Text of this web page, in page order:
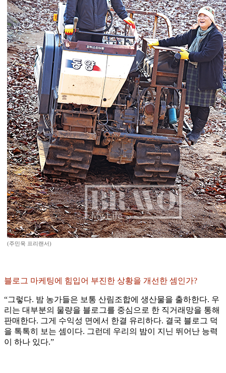
(주민욱 프리랜서)
블로그 마케팅에 힘입어 부진한 상황을 개선한 셈인가?
“그렇다. 밤 농가들은 보통 산림조합에 생산물을 출하한다. 우
리는 대부분의 물량을 블로그를 중심으로 한 직거래망을 통해
판매한다. 그게 수익성 면에서 한결 유리하다. 결국 블로그 덕
을 톡톡히 보는 셈이다. 그런데 우리의 밤이 지닌 뛰어난 능력
이 하나 있다.”